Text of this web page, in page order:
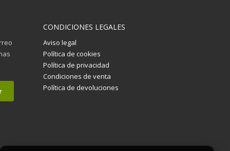
CONDICIONES LEGALES
Aviso legal
Política de cookies
Política de privacidad
Condiciones de venta
Política de devoluciones